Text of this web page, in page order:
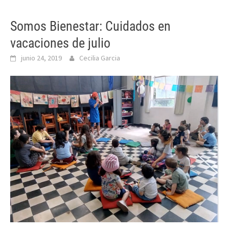
Somos Bienestar: Cuidados en
vacaciones de julio
junio 24, 2019 Cecilia Garcia